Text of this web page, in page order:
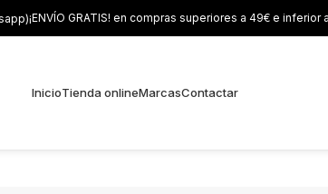
¡ENVÍO GRATIS! en compras superiores a 49€ e inferior
InicioTienda onlineMarcasContactar